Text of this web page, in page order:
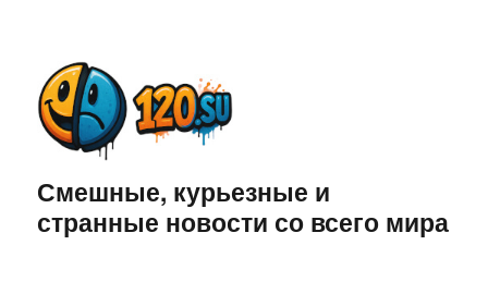
Смешные, курьезные и
странные новости со всего мира